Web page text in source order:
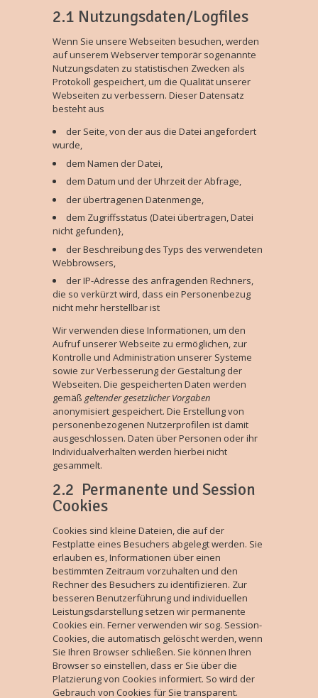
2.1 Nutzungsdaten/Logfiles
Wenn Sie unsere Webseiten besuchen, werden
auf unserem Webserver temporär sogenannte
Nutzungsdaten zu statistischen Zwecken als
Protokoll gespeichert, um die Qualität unserer
Webseiten zu verbessern. Dieser Datensatz
besteht aus
der Seite, von der aus die Datei angefordert
wurde,
dem Namen der Datei,
dem Datum und der Uhrzeit der Abfrage,
der übertragenen Datenmenge,
dem Zugriffsstatus (Datei übertragen, Datei
nicht gefunden},
der Beschreibung des Typs des verwendeten
Webbrowsers,
der IP-Adresse des anfragenden Rechners,
die so verkürzt wird, dass ein Personenbezug
nicht mehr herstellbar ist
Wir verwenden diese Informationen, um den
Aufruf unserer Webseite zu ermöglichen, zur
Kontrolle und Administration unserer Systeme
sowie zur Verbesserung der Gestaltung der
Webseiten. Die gespeicherten Daten werden
gemäß geltender gesetzlicher Vorgaben
anonymisiert gespeichert. Die Erstellung von
personenbezogenen Nutzerprofilen ist damit
ausgeschlossen. Daten über Personen oder ihr
Individualverhalten werden hierbei nicht
gesammelt.
2.2 Permanente und Session
Cookies
Cookies sind kleine Dateien, die auf der
Festplatte eines Besuchers abgelegt werden. Sie
erlauben es, Informationen über einen
bestimmten Zeitraum vorzuhalten und den
Rechner des Besuchers zu identifizieren. Zur
besseren Benutzerführung und individuellen
Leistungsdarstellung setzen wir permanente
Cookies ein. Ferner verwenden wir sog. Session-
Cookies, die automatisch gelöscht werden, wenn
Sie Ihren Browser schließen. Sie können Ihren
Browser so einstellen, dass er Sie über die
Platzierung von Cookies informiert. So wird der
Gebrauch von Cookies für Sie transparent.